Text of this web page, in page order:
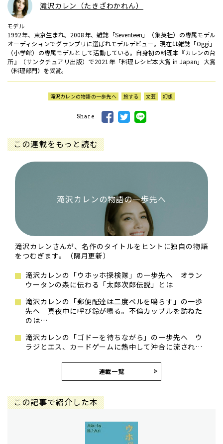
滝沢カレン（たきざわかれん）
モデル
1992年、東京生まれ。2008年、雑誌「Seventeen」（集英社）の専属モデル
オーディションでグランプリに選ばれモデルデビュー。現在は雑誌「Oggi」
（小学館）の専属モデルとして活動している。自身初の料理本『カレンの台
所』（サンクチュアリ出版）で2021年「料理レシピ本大賞 in Japan」大賞
（料理部門）を受賞。
滝沢カレンの物語の一歩先へ 旅する 文芸 幻想
Share
この連載をもっと読む
滝沢カレンの物語の一歩先へ
滝沢カレンさんが、名作のタイトルをヒントに独自の物語
をつむぎます。（隔月更新）
滝沢カレンの「ウホッホ探検隊」の一歩先へ オラン
ウータンの森に伝わる「太郎次郎伝説」とは
滝沢カレンの「郵便配達は二度ベルを鳴らす」の一歩
先へ 真夜中に呼び鈴が鳴る。不倫カップルを訪ねた
のは…
滝沢カレンの「ゴドーを待ちながら」の一歩先へ ウ
ラジとエス、カードゲームに熱中して沖合に流され…
連載一覧
この記事で紹介した本